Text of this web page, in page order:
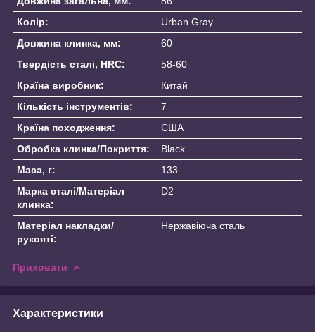
Колір:
Urban Gray
Довжина клинка, мм:
60
Твердість сталі, HRC:
58-60
Країна виробник:
Китай
Кількість інструментів:
7
Країна походження:
США
Обробка клинка/Покриття:
Black
Маса, г:
133
Марка сталі/Матеріал
клинка:
D2
Матеріал накладки/
рукояті:
Нержавіюча сталь
Приховати
Характеристики